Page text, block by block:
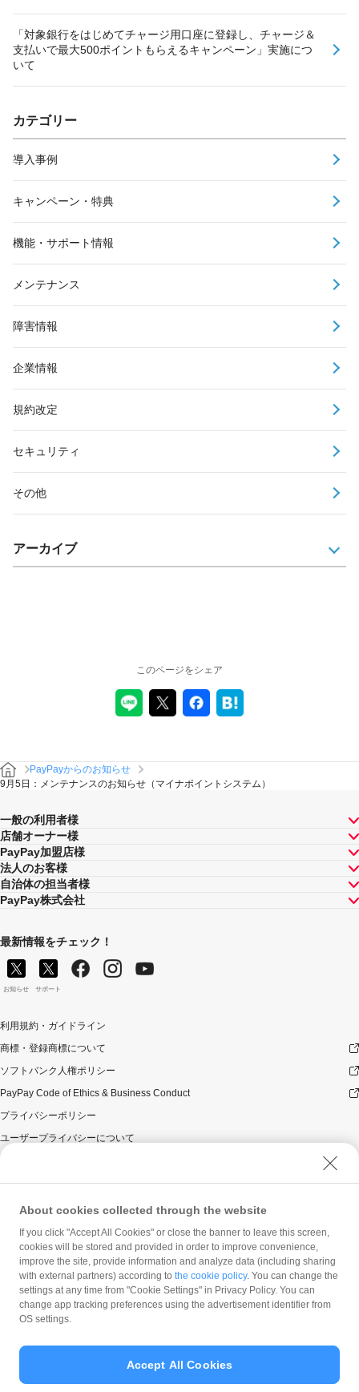
「対象銀行をはじめてチャージ用口座に登録し、チャージ＆
支払いで最大500ポイントもらえるキャンペーン」実施につ
いて
カテゴリー
導入事例
キャンペーン・特典
機能・サポート情報
メンテナンス
障害情報
企業情報
規約改定
セキュリティ
その他
アーカイブ
このページをシェア
PayPayからのお知らせ
9月5日：メンテナンスのお知らせ（マイナポイントシステム）
一般の利用者様
店舗オーナー様
PayPay加盟店様
法人のお客様
自治体の担当者様
PayPay株式会社
最新情報をチェック！
お知らせ サポート
利用規約・ガイドライン
商標・登録商標について
ソフトバンク人権ポリシー
PayPay Code of Ethics & Business Conduct
プライバシーポリシー
ユーザープライバシーについて
ウェブサイト利用規約
反社会的勢力に対する方針
勧誘方針
マネロン等基本方針
カスタマーハラスメントに関する当社の考え方
© PayPay Corporation
About cookies collected through the website
If you click "Accept All Cookies" or close the banner to leave this screen,
cookies will be stored and provided in order to improve convenience,
improve the site, provide information and analyze data (including sharing
with external partners) according to the cookie policy. You can change the
settings at any time from "Cookie Settings" in Privacy Policy. You can
change app tracking preferences using the advertisement identifier from
OS settings.
Accept All Cookies